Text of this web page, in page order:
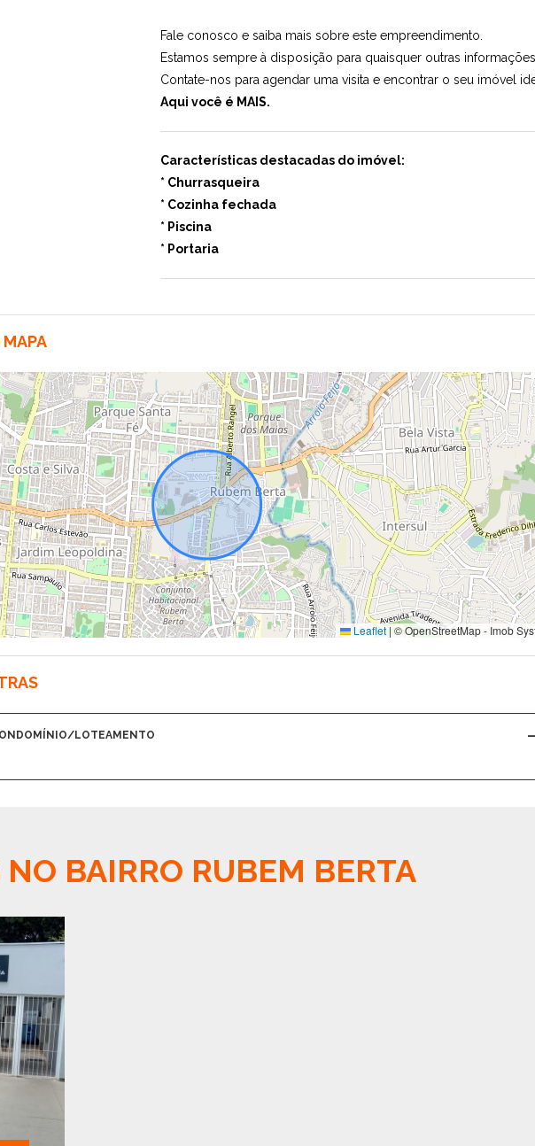
Fale conosco e saiba mais sobre este empreendimento.
Estamos sempre à disposição para quaisquer outras informações.
Contate-nos para agendar uma visita e encontrar o seu imóvel
Aqui você é MAIS.
Características destacadas do imóvel:
* Churrasqueira
* Cozinha fechada
* Piscina
* Portaria
Leaflet | © OpenStreetMap - Imob
LOTEAMENTO
BAIRRO RUBEM BERTA